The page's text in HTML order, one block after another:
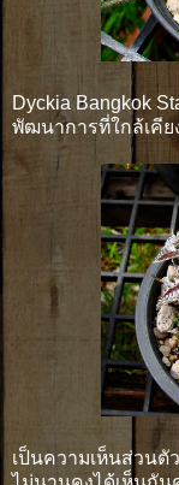
Dyckia Bangkok
พัฒนาการที่ใกล้เคี
เป็นความเห็นส่วนตั